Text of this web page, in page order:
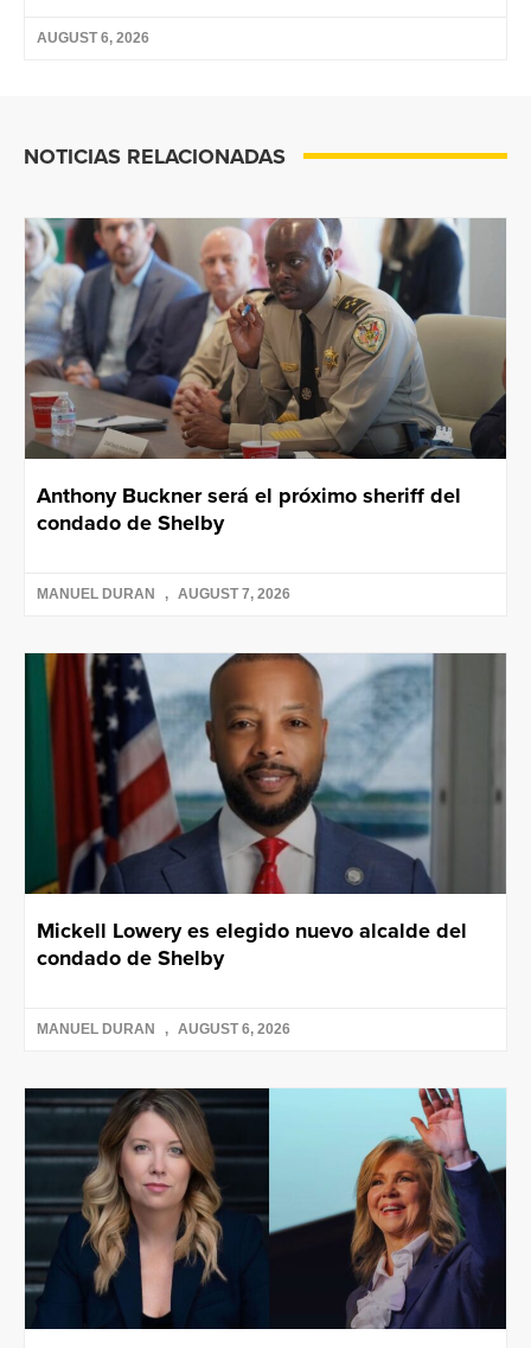
AUGUST 6, 2026
NOTICIAS RELACIONADAS
Anthony Buckner será el próximo sheriff del
condado de Shelby
MANUEL DURAN AUGUST 7, 2026
Mickell Lowery es elegido nuevo alcalde del
condado de Shelby
MANUEL DURAN AUGUST 6, 2026